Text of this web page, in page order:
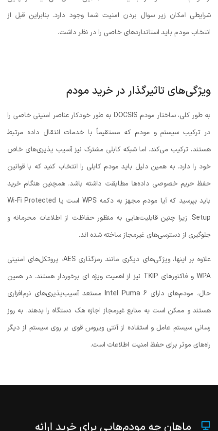
شرایطی امکان زیر سوال بردن امنیت شما وجود دارد. بنابراین قبل از
انتخاب مودم باید استانداردهای خاصی را در نظر داشت.
ویژگی‌های تاثیرگذار در خرید مودم
به طور کلی، ساختار مودم DOCSIS به طور خودکار عناصر امنیتی خاصی را
در ترکیب سیستم و مودم که مستقیماً با خدمات انتقال داده مرتبط
هستند، ترکیب می‌کند. اما شبکه کابلی مشترک نیز آسیب پذیری‌های خاص
خود را دارد. به همین دلیل باید مودم کابلی را انتخاب کنید که با قوانین
حفظ حریم خصوصی داده‌ها مطابقت داشته باشد. همچنین هنگام خرید
باید بپرسید که آیا مودم مجهز به دکمه WPS است یا Wi-Fi Protected
Setup. زیرا چنین قابلیت‌هایی به منظور حفاظت از اطلاعات محرمانه و
جلوگیری از دسترسی‌های غیرمجاز ساخته شده اند.
علاوه بر اینها، ویژگی‌های دیگری مانند رمزگذاری AES، پروتکل‌های امنیتی
WPA و فاکتورهای TKIP نیز از اهمیت ویژه ای برخوردار هستند. در همین
حال، مودم‌های دارای Intel Puma 6 مستعد آسیب‌پذیری‌های نرم‌افزاری
هستند و ممکن است به منابع غیرمجاز اجازه هک دستگاه را بدهند. به روز
رسانی سیستم عامل و استفاده از آنتی ویروس قوی بر روی سیستم از دیگر
راه‌های موثر برای حفظ امنیت اطلاعات است.
ماهان چه مودم‌هایی برای خرید ارائه